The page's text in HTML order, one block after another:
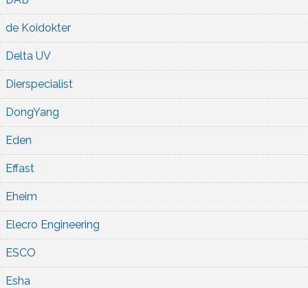
de Koidokter
Delta UV
Dierspecialist
DongYang
Eden
Effast
Eheim
Elecro Engineering
ESCO
Esha